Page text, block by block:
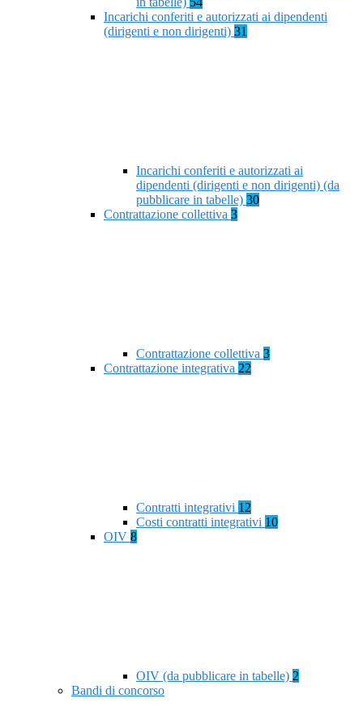
Incarichi conferiti e autorizzati ai dipendenti
(dirigenti e non dirigenti) 31
Incarichi conferiti e autorizzati ai
dipendenti (dirigenti e non dirigenti) (da
pubblicare in tabelle) 30
Contrattazione collettiva 3
Contrattazione collettiva 3
Contrattazione integrativa 22
Contratti integrativi 12
Costi contratti integrativi 10
OIV 8
OIV (da pubblicare in tabelle) 2
Bandi di concorso